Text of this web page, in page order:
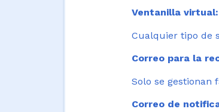
Ventanilla virtual:
Cualquier tipo de
Correo para la
Solo se gestionan
Correo de